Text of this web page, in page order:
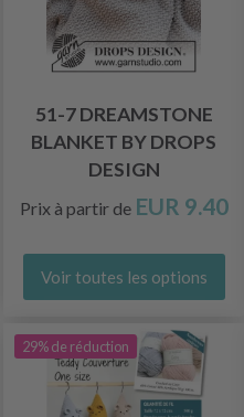
51-7 DREAMSTONE
BLANKET BY DROPS
DESIGN
Prix à partir de EUR 9.40
Voir toutes les options
29% de réduction